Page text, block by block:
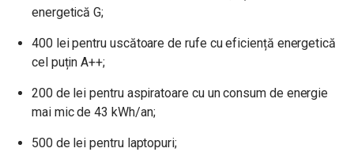
energetică G;
400 lei pentru uscătoare de rufe cu eficiență energetică
cel puțin A++;
200 de lei pentru aspiratoare cu un consum de energie
mai mic de 43 kWh/an;
500 de lei pentru laptopuri;